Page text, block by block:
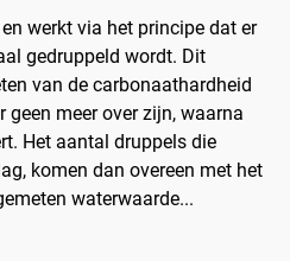
werkt via het principe dat er
gedruppeld wordt. Dit
van de carbonaathardheid
meer over zijn, waarna
Het aantal druppels die
komen dan overeen met het
waterwaarde...